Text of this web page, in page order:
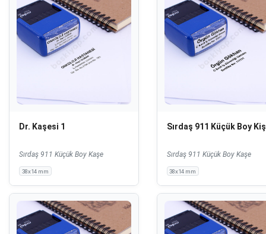
Dr. Kaşesi 1
Sırdaş 911 Küçük Boy Kaşe
38x14 mm
Sırdaş 911 Küçük Boy
Sırdaş 911 Küçük Boy Kaşe
38x14 mm